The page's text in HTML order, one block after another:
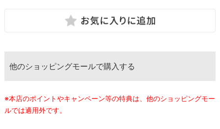
他のショッピングモールで購入する
※本店のポイントやキャンペーン等の特典は、他のショッピングモー
ルでは適用外です。